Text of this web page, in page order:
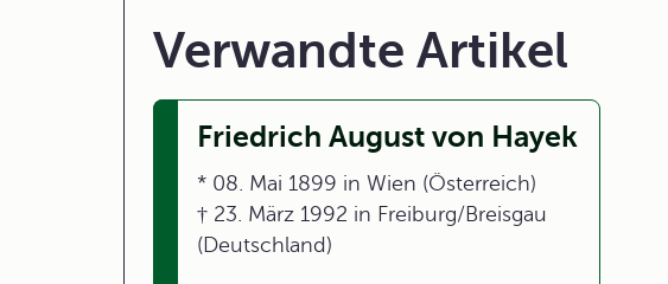
Verwandte Artikel
Friedrich August von Hayek
* 08. Mai 1899 in Wien (Österreich)
† 23. März 1992 in Freiburg/Breisgau
(Deutschland)